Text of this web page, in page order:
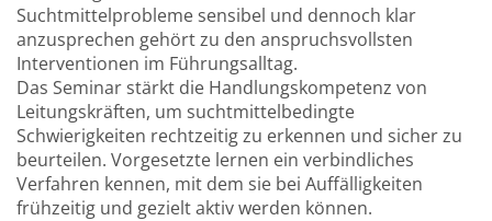
Suchtmittelprobleme sensibel und dennoch klar
anzusprechen gehört zu den anspruchsvollsten
Interventionen im Führungsalltag.
Das Seminar stärkt die Handlungskompetenz von
Leitungskräften, um suchtmittelbedingte
Schwierigkeiten rechtzeitig zu erkennen und sicher zu
beurteilen. Vorgesetzte lernen ein verbindliches
Verfahren kennen, mit dem sie bei Auffälligkeiten
frühzeitig und gezielt aktiv werden können.